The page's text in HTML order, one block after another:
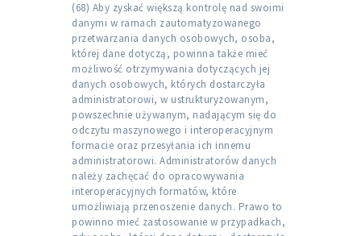
(68) Aby zyskać większą kontrolę nad swoimi
danymi w ramach zautomatyzowanego
przetwarzania danych osobowych, osoba,
której dane dotyczą, powinna także mieć
możliwość otrzymywania dotyczących jej
danych osobowych, których dostarczyła
administratorowi, w ustrukturyzowanym,
powszechnie używanym, nadającym się do
odczytu maszynowego i interoperacyjnym
formacie oraz przesyłania ich innemu
administratorowi. Administratorów danych
należy zachęcać do opracowywania
interoperacyjnych formatów, które
umożliwiają przenoszenie danych. Prawo to
powinno mieć zastosowanie w przypadkach,